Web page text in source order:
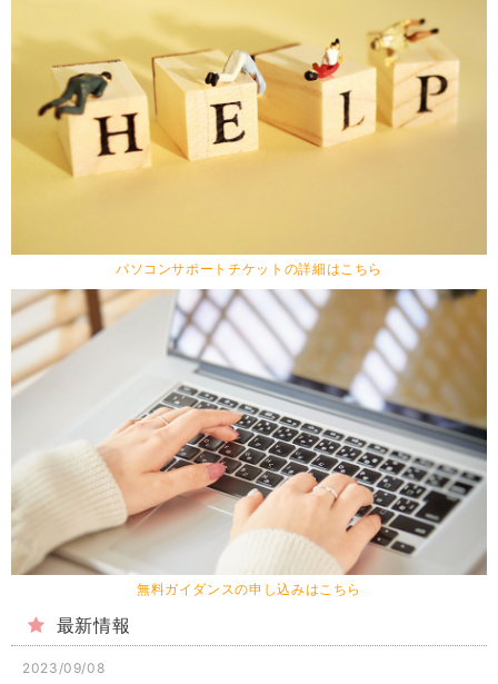
パソコンサポートチケットの詳細はこちら
無料ガイダンスの申し込みはこちら
最新情報
2023/09/08